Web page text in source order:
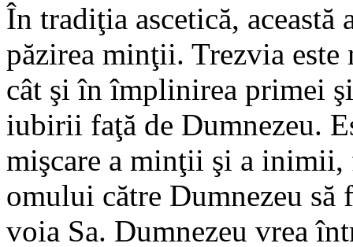
În tradiţia ascetică, această
păzirea minţii. Trezvia este
cât şi în împlinirea primei
iubirii faţă de Dumnezeu.
mişcare a minţii şi a inimii,
omului către Dumnezeu
voia Sa. Dumnezeu vrea